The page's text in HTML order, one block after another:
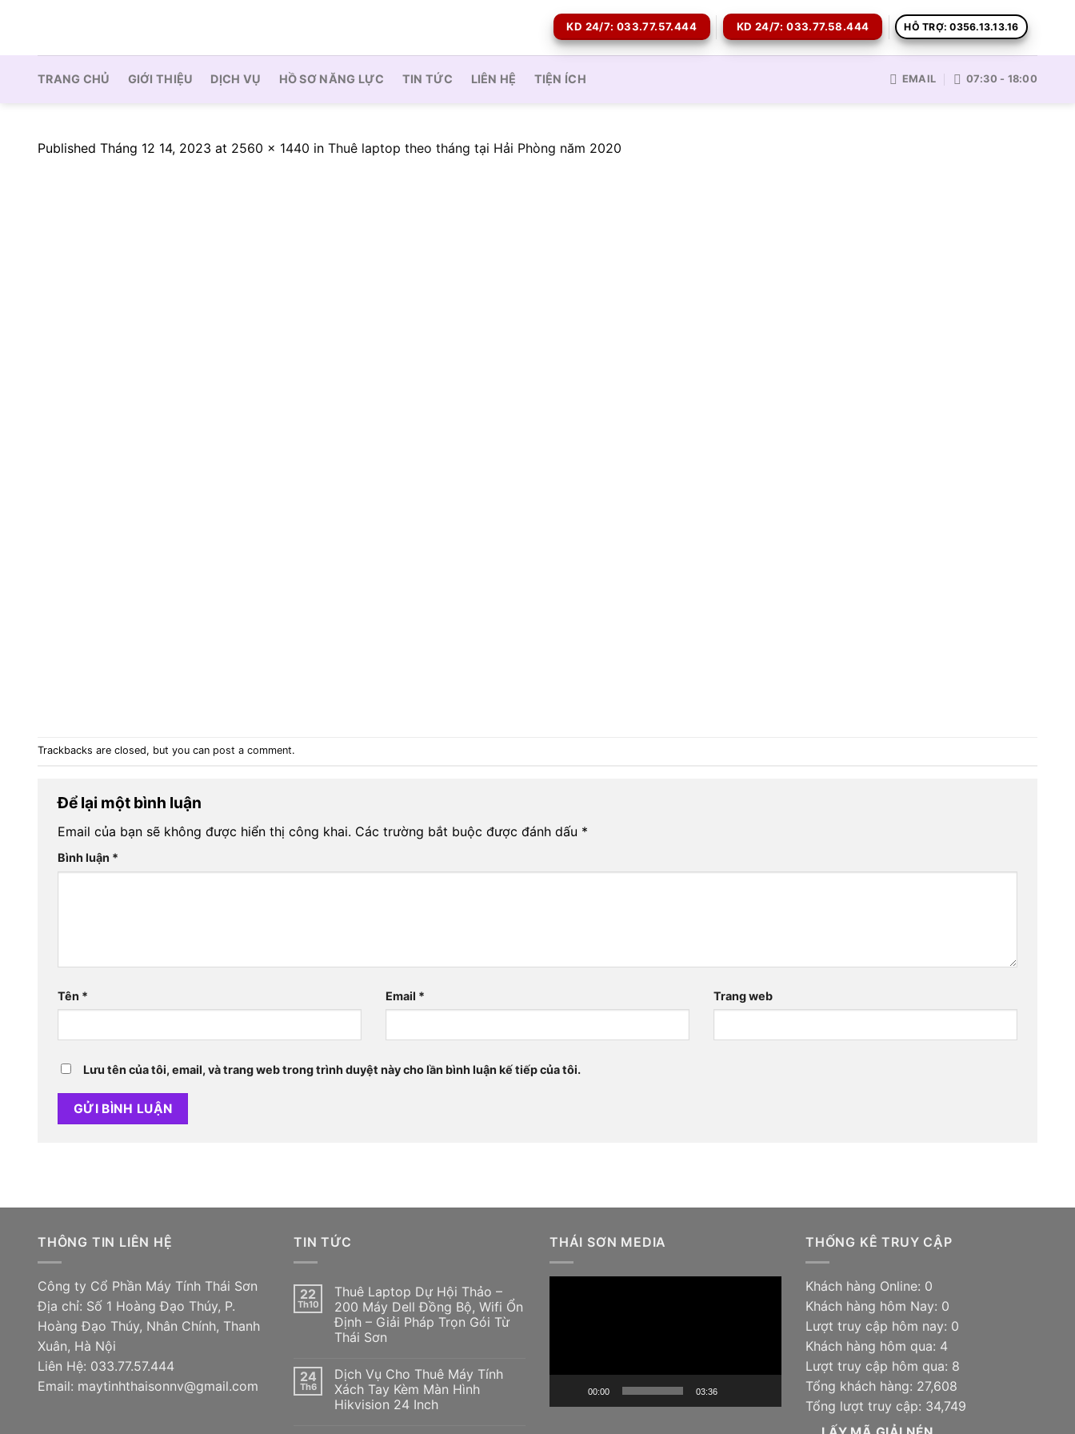
KD 24/7: 033.77.57.444 KD 24/7: 033.77.58.444 HỖ TRỢ: 0356.13.13.16
TRANG CHỦ GIỚI THIỆU DỊCH VỤ HỒ SƠ NĂNG LỰC TIN TỨC LIÊN HỆ TIỆN ÍCH EMAIL 07:30 - 18:00
Published Tháng 12 14, 2023 at 2560 × 1440 in Thuê laptop theo tháng tại Hải Phòng năm 2020
Trackbacks are closed, but you can post a comment.
Để lại một bình luận
Email của bạn sẽ không được hiển thị công khai. Các trường bắt buộc được đánh dấu *
Bình luận *
Tên * Email * Trang web
Lưu tên của tôi, email, và trang web trong trình duyệt này cho lần bình luận kế tiếp của tôi.
THÔNG TIN LIÊN HỆ
Công ty Cổ Phần Máy Tính Thái Sơn
Địa chỉ: Số 1 Hoàng Đạo Thúy, P.
Hoàng Đạo Thúy, Nhân Chính, Thanh
Xuân, Hà Nội
Liên Hệ: 033.77.57.444
Email: maytinhthaisonnv@gmail.com
TIN TỨC
22
Th10
Thuê Laptop Dự Hội Thảo –
200 Máy Dell Đồng Bộ, Wifi Ổn
Định – Giải Pháp Trọn Gói Từ
Thái Sơn
24
Th6
Dịch Vụ Cho Thuê Máy Tính
Xách Tay Kèm Màn Hình
Hikvision 24 Inch
THÁI SƠN MEDIA
00:00 03:36
THỐNG KÊ TRUY CẬP
Khách hàng Online: 0
Khách hàng hôm Nay: 0
Lượt truy cập hôm nay: 0
Khách hàng hôm qua: 4
Lượt truy cập hôm qua: 8
Tổng khách hàng: 27,608
Tổng lượt truy cập: 34,749